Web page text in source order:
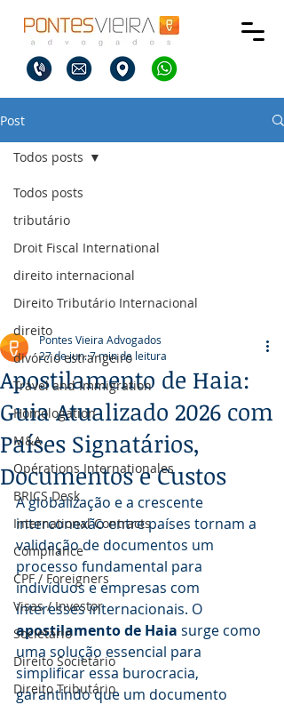
Post
Todos posts
tributário
Droit Fiscal International
direito internacional
Direito Tributário Internacional
direito
divórcio estrangeiro
Travel and Immigration
Homologation
M&A
Opérations Internationales
BRICS Desk
International Contracts
Compliance
CPF / Foreigners
Visas / Investor
Societário
Direito Societário
Direito Tributário
Todos posts
Apostilamento de Haia:
Guia Atualizado 2026 com
Países Signatários,
Documentos e Custos
Pontes Vieira Advogados
27 de jun.7 min de leitura
A globalização e a crescente
interconexão entre países tornam a
validação de documentos um
processo fundamental para
indivíduos e empresas com
interesses internacionais. O
apostilamento de Haia surge como
uma solução essencial para
simplificar essa burocracia,
garantindo que um documento